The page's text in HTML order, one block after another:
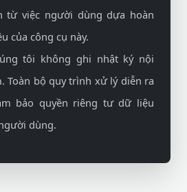
từ việc người dùng dựa hoàn
của công cụ này.
tôi không ghi nhật ký nội
Toàn bộ quy trình xử lý diễn ra
bảo quyền riêng tư dữ liệu
dùng.